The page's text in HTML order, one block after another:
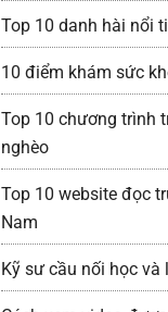
Top 10 danh hài nổi
10 điểm khám sức
Top 10 chương trình
nghèo
Top 10 website đọc
Nam
Kỹ sư cầu nối học và